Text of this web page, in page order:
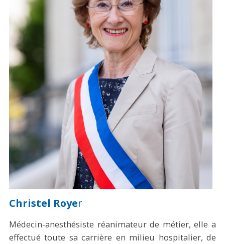
Christel Royer
Médecin-anesthésiste réanimateur de métier, elle a
effectué toute sa carrière en milieu hospitalier, de